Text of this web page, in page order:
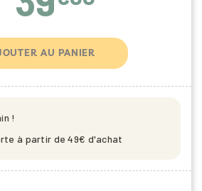
AU PANIER
!
à partir de 49€ d'achat